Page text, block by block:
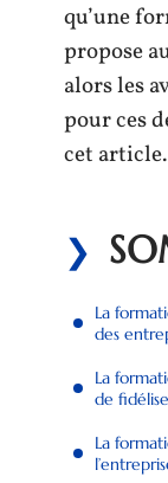
qu’une
propose
alors les
pour ces
cet article.
La
des
La
de
La